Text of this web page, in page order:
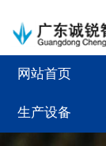
网站首页
生产设备